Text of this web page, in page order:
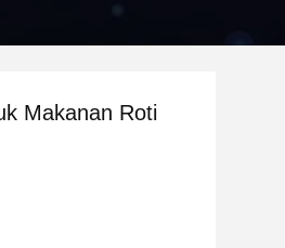
Makanan Roti